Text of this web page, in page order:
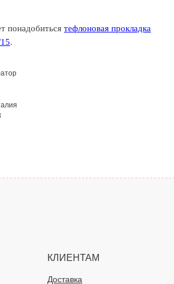
понадобиться тефлоновая прокладка
.
КЛИЕНТАМ
Доставка